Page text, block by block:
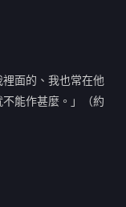
面的、我也常在他
能作甚麼。」（約